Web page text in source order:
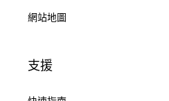
網站地圖
支援